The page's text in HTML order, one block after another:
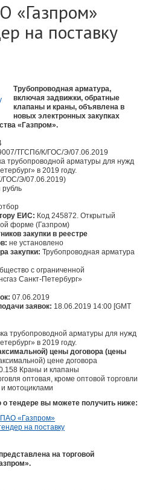
«Газпром»
на поставку
Трубопроводная арматура,
включая задвижки, обратные
клапаны и краны, объявлена в
новых электронных закупках
«Газпром».
ТГСПб/К/ГОС/Э/07.06.2019
трубопроводной арматуры для нужд
в 2019 году.
ГОС/Э/07.06.2019)
рубль
ЕИС: Код 245872. Открытый
форме (Газпром)
закупки в реестре
не установлено
закупки: Трубопроводная арматура
с ограниченной
Санкт-Петербург»
07.06.2019
заявок: 18.06.2019 14:00 [GMT
трубопроводной арматуры для нужд
в 2019 году.
цены договора (цены
цене договора
Краны и клапаны
оптовая, кроме оптовой торговли
мотоциклами
тендере вы можете получить ниже:
на торговой